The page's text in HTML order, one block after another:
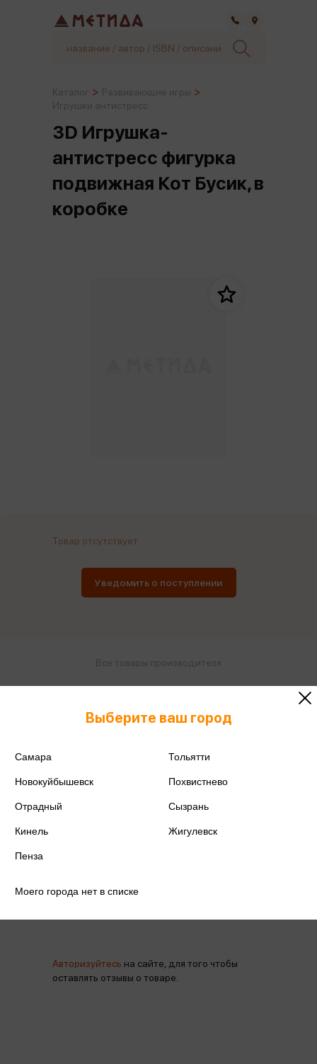
3D Игрушка-
антистресс фигурка
подвижная Кот Бусик, в
коробке
Артикул
Товар отсутствует
Уведомить о поступлении
Авторизуйтесь на сайте, для того чтобы
оставлять отзывы о товаре.
Выберите ваш город
Самара Тольятти
Новокуйбышевск Похвистнево
Отрадный Сызрань
Кинель Жигулевск
Пенза
Моего города нет в списке